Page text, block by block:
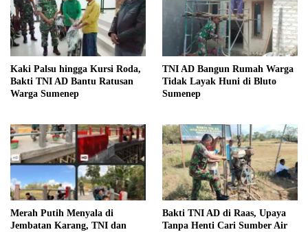
Kaki Palsu hingga Kursi Roda,
Bakti TNI AD Bantu Ratusan
Warga Sumenep
TNI AD Bangun Rumah Warga
Tidak Layak Huni di Bluto
Sumenep
Merah Putih Menyala di
Jembatan Karang, TNI dan
Bakti TNI AD di Raas, Upaya
Tanpa Henti Cari Sumber Air